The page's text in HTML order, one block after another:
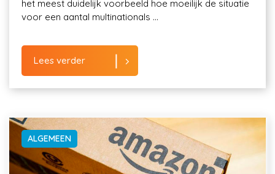
het meest duidelijk voorbeeld hoe moeilijk de situatie
voor een aantal multinationals ...
Lees verder
ALGEMEEN